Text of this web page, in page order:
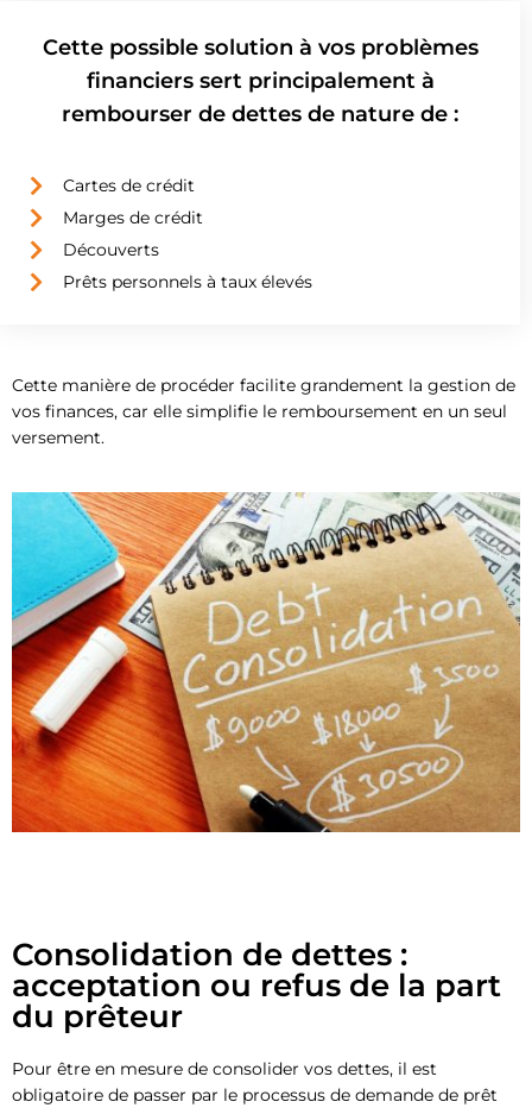
Cette possible solution à vos problèmes
financiers sert principalement à
rembourser de dettes de nature de :
Cartes de crédit
Marges de crédit
Découverts
Prêts personnels à taux élevés
Cette manière de procéder facilite grandement la gestion de
vos finances, car elle simplifie le remboursement en un seul
versement.
Consolidation de dettes :
acceptation ou refus de la part
du prêteur
Pour être en mesure de consolider vos dettes, il est
obligatoire de passer par le processus de demande de prêt